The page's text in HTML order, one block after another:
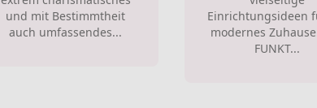
und mit Bestimmtheit
auch umfassendes...
Einrichtungsideen
modernes
FUNKT...